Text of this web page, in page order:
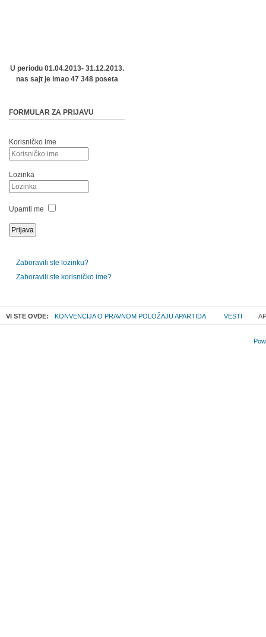
U periodu 01.04.2013- 31.12.2013.
nas sajt je imao 47 348 poseta
FORMULAR ZA PRIJAVU
Korisničko ime
Lozinka
Upamti me
Zaboravili ste lozinku?
Zaboravili ste korisničko ime?
VI STE OVDE: KONVENCIJA O PRAVNOM POLOŽAJU APARTIDA VESTI